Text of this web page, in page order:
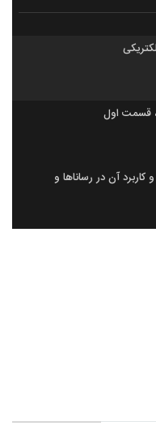
کاربرد آن در رساناها و